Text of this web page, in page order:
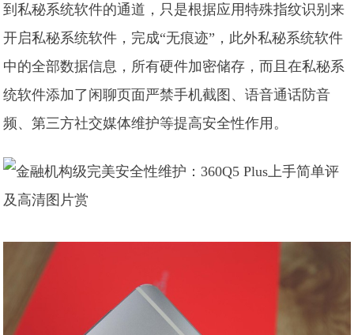
到私秘系统软件的通道，只是根据应用特殊指纹识别来
开启私秘系统软件，完成“无痕迹”，此外私秘系统软件
中的全部数据信息，所有硬件加密储存，而且在私秘系
统软件添加了闲聊页面严禁手机截图、语音通话防音
频、第三方社交媒体维护等提高安全性作用。